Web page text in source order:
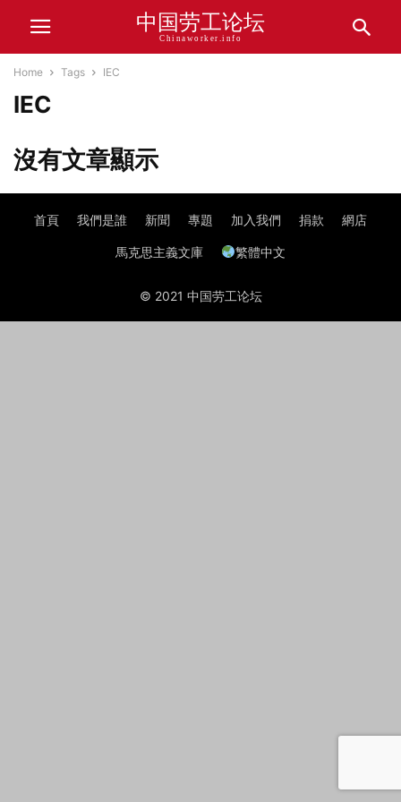
中国劳工论坛
Chinaworker.info
Home Tags IEC
IEC
沒有文章顯示
首頁 我們是誰 新聞 專題 加入我們 捐款 網店
馬克思主義文庫 繁體中文
© 2021 中国劳工论坛